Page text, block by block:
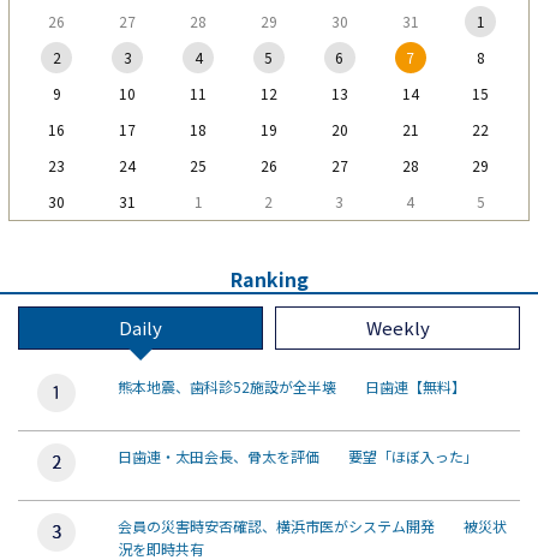
26 27 28 29 30 31
1
2
3 4 5 6 7
8
9
10 11 12 13 14
15
16
17 18 19 20 21
22
23
24 25 26 27 28
29
30
31 1 2 3 4 5
Ranking
Daily Weekly
熊本地震、歯科診52施設が全半壊 日歯連【無料】
日歯連・太田会長、骨太を評価 要望「ほぼ入った」
会員の災害時安否確認、横浜市医がシステム開発 被災状
況を即時共有